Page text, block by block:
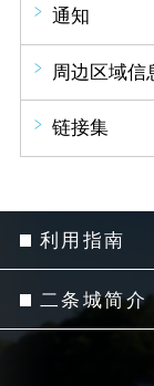
通知
周边区域信
链接集
利用指南
二条城简介